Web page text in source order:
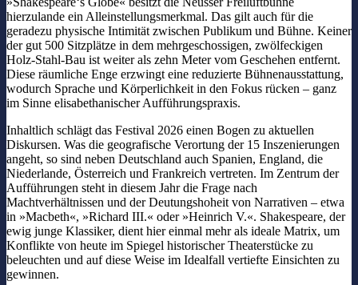
hierzulande ein Alleinstellungsmerkmal. Das gilt auch für die
geradezu physische Intimität zwischen Publikum und Bühne. Keiner
der gut 500 Sitzplätze in dem mehrgeschossigen, zwölfeckigen
Holz-Stahl-Bau ist weiter als zehn Meter vom Geschehen entfernt.
Diese räumliche Enge erzwingt eine reduzierte Bühnenausstattung,
wodurch Sprache und Körperlichkeit in den Fokus rücken – ganz
im Sinne elisabethanischer Aufführungspraxis.
Inhaltlich schlägt das Festival 2026 einen Bogen zu aktuellen
Diskursen. Was die geografische Verortung der 15 Inszenierungen
angeht, so sind neben Deutschland auch Spanien, England, die
Niederlande, Österreich und Frankreich vertreten. Im Zentrum der
Aufführungen steht in diesem Jahr die Frage nach
Machtverhältnissen und der Deutungshoheit von Narrativen – etwa
in »Macbeth«, »Richard III.« oder »Heinrich V.«. Shakespeare, der
ewig junge Klassiker, dient hier einmal mehr als ideale Matrix, um
Konflikte von heute im Spiegel historischer Theaterstücke zu
beleuchten und auf diese Weise im Idealfall vertiefte Einsichten zu
gewinnen.